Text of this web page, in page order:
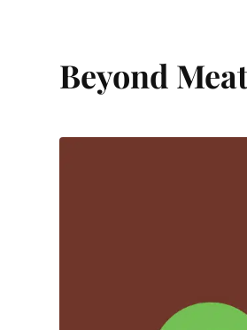
Beyond